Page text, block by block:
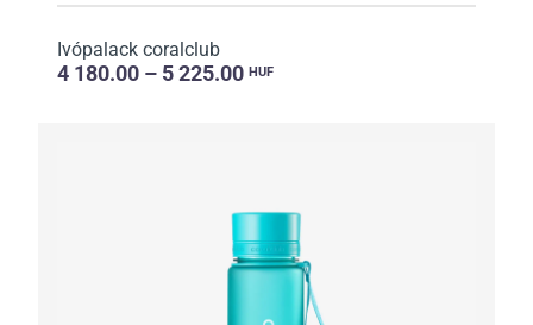
Ivópalack coralclub
4 180.00 – 5 225.00 HUF